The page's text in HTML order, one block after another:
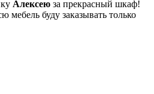
Алексею за прекрасный шкаф!
мебель буду заказывать только